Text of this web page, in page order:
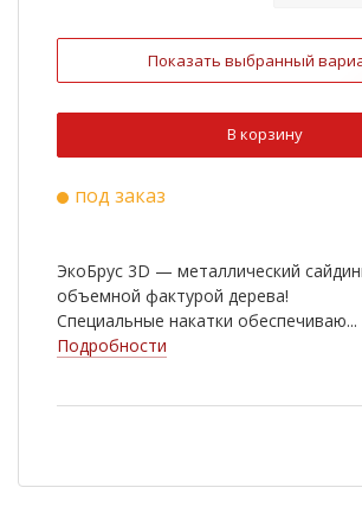
Показать выбранный
В корзину
под заказ
ЭкоБрус 3D — металлический
объемной фактурой дерева!
Специальные накатки обеспечиваю...
Подробности